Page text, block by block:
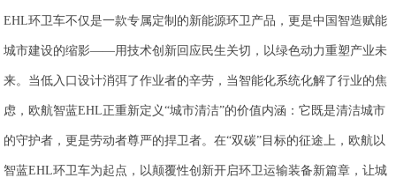
EHL环卫车不仅是一款专属定制的新能源环卫产品，更是中国智造赋能
城市建设的缩影——用技术创新回应民生关切，以绿色动力重塑产业未
来。当低入口设计消弭了作业者的辛劳，当智能化系统化解了行业的焦
虑，欧航智蓝EHL正重新定义“城市清洁”的价值内涵：它既是清洁城市
的守护者，更是劳动者尊严的捍卫者。在“双碳”目标的征途上，欧航以
智蓝EHL环卫车为起点，以颠覆性创新开启环卫运输装备新篇章，让城